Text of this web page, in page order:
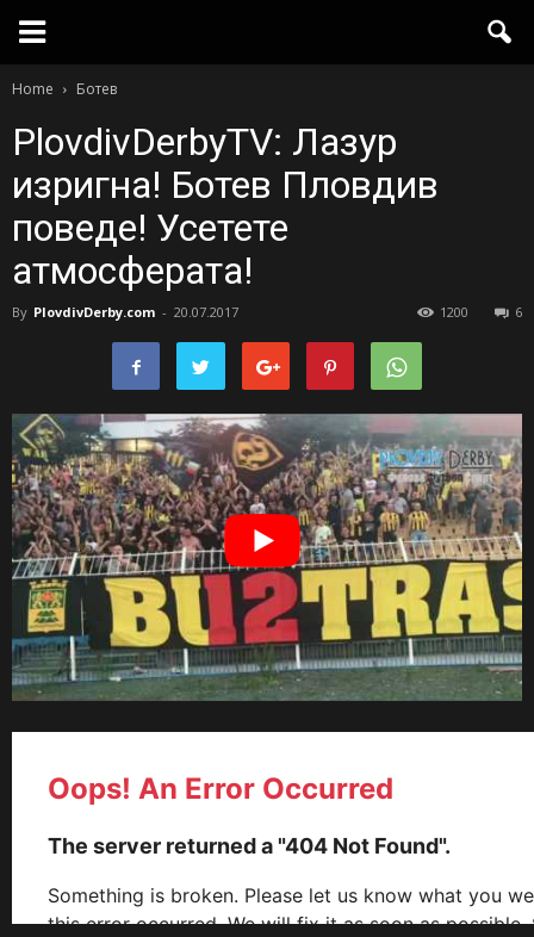
Home Ботев
PlovdivDerbyTV: Лазур
изригна! Ботев Пловдив
поведе! Усетете
атмосферата!
By PlovdivDerby.com - 20.07.2017 6
1200